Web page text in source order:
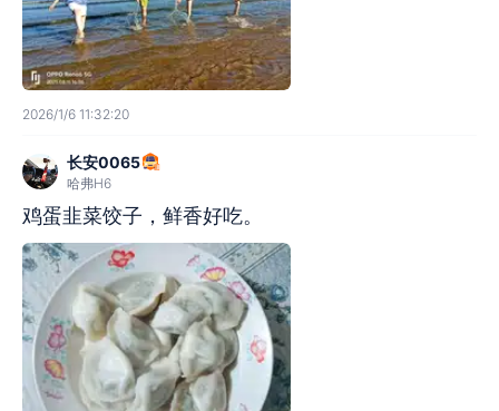
2026/1/6 11:32:20
长安0065
哈弗H6
鸡蛋韭菜饺子，鲜香好吃。